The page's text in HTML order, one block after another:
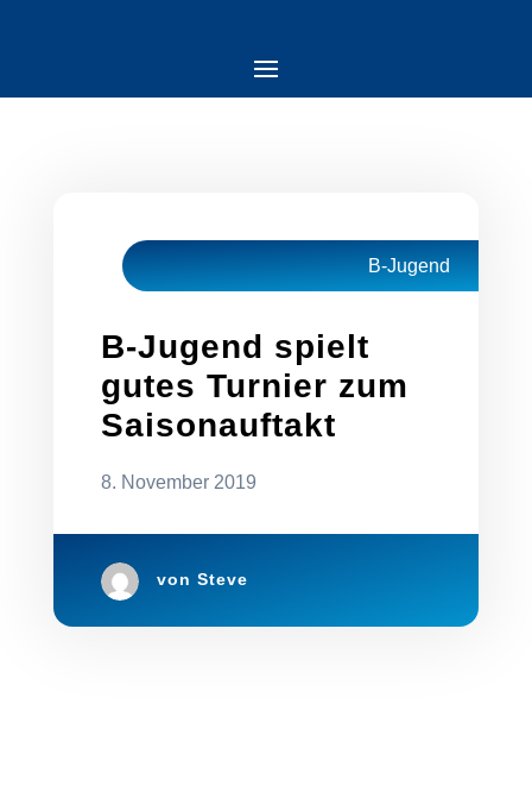
B-Jugend
B-Jugend spielt
gutes Turnier zum
Saisonauftakt
8. November 2019
von Steve